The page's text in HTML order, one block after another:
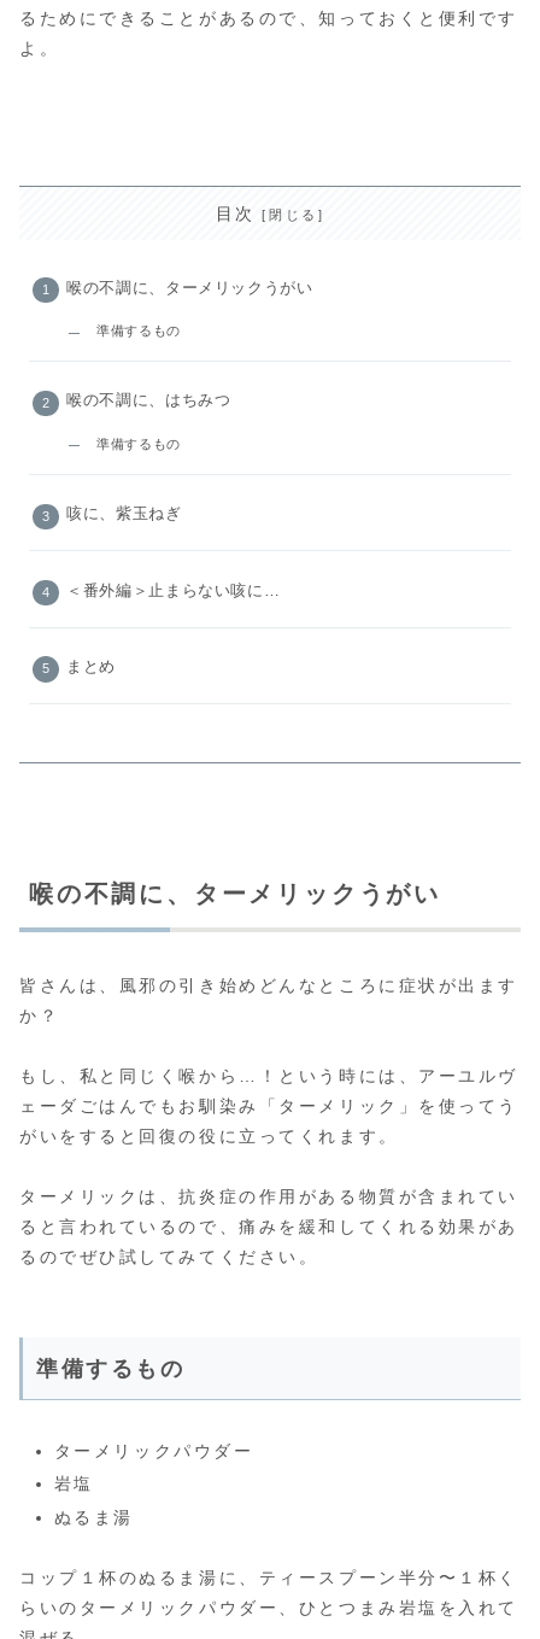
るためにできることがあるので、知っておくと便利です
よ。
目次
喉の不調に、ターメリックうがい
準備するもの
喉の不調に、はちみつ
準備するもの
咳に、紫玉ねぎ
＜番外編＞止まらない咳に…
まとめ
喉の不調に、ターメリックうがい
皆さんは、風邪の引き始めどんなところに症状が出ます
か？
もし、私と同じく喉から…！という時には、アーユルヴ
ェーダごはんでもお馴染み「ターメリック」を使ってう
がいをすると回復の役に立ってくれます。
ターメリックは、抗炎症の作用がある物質が含まれてい
ると言われているので、痛みを緩和してくれる効果があ
るのでぜひ試してみてください。
準備するもの
ターメリックパウダー
岩塩
ぬるま湯
コップ１杯のぬるま湯に、ティースプーン半分〜１杯く
らいのターメリックパウダー、ひとつまみ岩塩を入れて